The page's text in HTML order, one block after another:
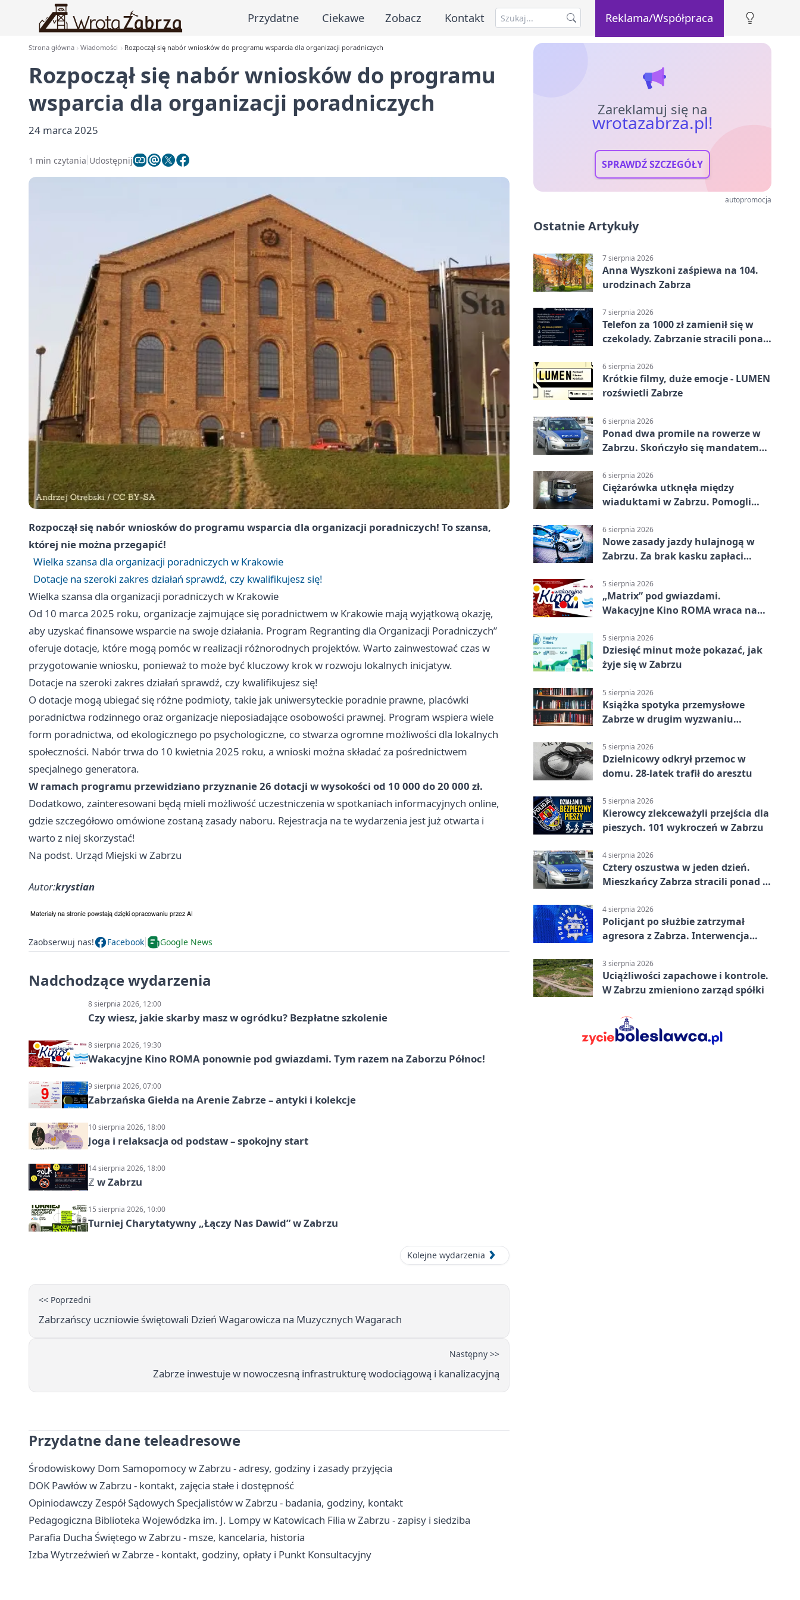
Przydatne Ciekawe Zobacz Kontakt Reklama/Współpraca
Strona główna Wiadomości Rozpoczął się nabór wniosków do programu wsparcia dla organizacji poradniczych
Rozpoczął się nabór wniosków do programu
wsparcia dla organizacji poradniczych
24 marca 2025
1 min czytania Udostępnij
Rozpoczął się nabór wniosków do programu wsparcia dla organizacji poradniczych! To szansa,
której nie można przegapić!
Wielka szansa dla organizacji poradniczych w Krakowie
Dotacje na szeroki zakres działań sprawdź, czy kwalifikujesz się!
Wielka szansa dla organizacji poradniczych w Krakowie
Od 10 marca 2025 roku, organizacje zajmujące się poradnictwem w Krakowie mają wyjątkową okazję,
aby uzyskać finansowe wsparcie na swoje działania. Program Regranting dla Organizacji Poradniczych”
oferuje dotacje, które mogą pomóc w realizacji różnorodnych projektów. Warto zainwestować czas w
przygotowanie wniosku, ponieważ to może być kluczowy krok w rozwoju lokalnych inicjatyw.
Dotacje na szeroki zakres działań sprawdź, czy kwalifikujesz się!
O dotacje mogą ubiegać się różne podmioty, takie jak uniwersyteckie poradnie prawne, placówki
poradnictwa rodzinnego oraz organizacje nieposiadające osobowości prawnej. Program wspiera wiele
form poradnictwa, od ekologicznego po psychologiczne, co stwarza ogromne możliwości dla lokalnych
społeczności. Nabór trwa do 10 kwietnia 2025 roku, a wnioski można składać za pośrednictwem
specjalnego generatora.
W ramach programu przewidziano przyznanie 26 dotacji w wysokości od 10 000 do 20 000 zł.
Dodatkowo, zainteresowani będą mieli możliwość uczestniczenia w spotkaniach informacyjnych online,
gdzie szczegółowo omówione zostaną zasady naboru. Rejestracja na te wydarzenia jest już otwarta i
warto z niej skorzystać!
Na podst. Urząd Miejski w Zabrzu
Autor:krystian
Zaobserwuj nas! Facebook Google News
Nadchodzące wydarzenia
8 sierpnia 2026, 12:00
Czy wiesz, jakie skarby masz w ogródku? Bezpłatne szkolenie
8 sierpnia 2026, 19:30
Wakacyjne Kino ROMA ponownie pod gwiazdami. Tym razem na Zaborzu Północ!
9 sierpnia 2026, 07:00
Zabrzańska Giełda na Arenie Zabrze – antyki i kolekcje
10 sierpnia 2026, 18:00
Joga i relaksacja od podstaw – spokojny start
14 sierpnia 2026, 18:00
ℤ w Zabrzu
15 sierpnia 2026, 10:00
Turniej Charytatywny „Łączy Nas Dawid” w Zabrzu
Kolejne wydarzenia
<< Poprzedni
Zabrzańscy uczniowie świętowali Dzień Wagarowicza na Muzycznych Wagarach
Następny >>
Zabrze inwestuje w nowoczesną infrastrukturę wodociągową i kanalizacyjną
Przydatne dane teleadresowe
Środowiskowy Dom Samopomocy w Zabrzu - adresy, godziny i zasady przyjęcia
DOK Pawłów w Zabrzu - kontakt, zajęcia stałe i dostępność
Opiniodawczy Zespół Sądowych Specjalistów w Zabrzu - badania, godziny, kontakt
Pedagogiczna Biblioteka Wojewódzka im. J. Lompy w Katowicach Filia w Zabrzu - zapisy i siedziba
Parafia Ducha Świętego w Zabrzu - msze, kancelaria, historia
Izba Wytrzeźwień w Zabrze - kontakt, godziny, opłaty i Punkt Konsultacyjny
Zareklamuj się na
wrotazabrza.pl!
SPRAWDŹ SZCZEGÓŁY
autopromocja
Ostatnie Artykuły
7 sierpnia 2026
Anna Wyszkoni zaśpiewa na 104.
urodzinach Zabrza
7 sierpnia 2026
Telefon za 1000 zł zamienił się w
czekolady. Zabrzanie stracili ponad
6 sierpnia 2026
Krótkie filmy, duże emocje - LUMEN
rozświetli Zabrze
6 sierpnia 2026
Ponad dwa promile na rowerze w
Zabrzu. Skończyło się mandatem
6 sierpnia 2026
Ciężarówka utknęła między
wiaduktami w Zabrzu. Pomogli
6 sierpnia 2026
Nowe zasady jazdy hulajnogą w
Zabrzu. Za brak kasku zapłaci
5 sierpnia 2026
„Matrix” pod gwiazdami.
Wakacyjne Kino ROMA wraca na
5 sierpnia 2026
Dziesięć minut może pokazać, jak
żyje się w Zabrzu
5 sierpnia 2026
Książka spotyka przemysłowe
Zabrze w drugim wyzwaniu
5 sierpnia 2026
Dzielnicowy odkrył przemoc w
domu. 28-latek trafił do aresztu
5 sierpnia 2026
Kierowcy zlekceważyli przejścia dla
pieszych. 101 wykroczeń w Zabrzu
4 sierpnia 2026
Cztery oszustwa w jeden dzień.
Mieszkańcy Zabrza stracili ponad 6
4 sierpnia 2026
Policjant po służbie zatrzymał
agresora z Zabrza. Interwencja
3 sierpnia 2026
Uciążliwości zapachowe i kontrole.
W Zabrzu zmieniono zarząd spółki